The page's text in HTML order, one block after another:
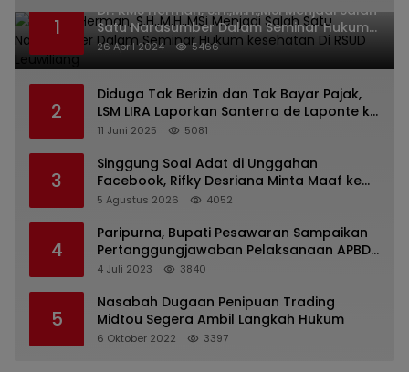
1
Dr. KMS Herman, S.H.,M.H.,MSi Menjadi Salah
Satu Narasumber Dalam Seminar Hukum
kesehatan Di RSUD Leuwiliang
26 April 2024 5466
2
Diduga Tak Berizin dan Tak Bayar Pajak,
LSM LIRA Laporkan Santerra de Laponte ke
Kejaksaan Kota Batu
11 Juni 2025 5081
3
Singgung Soal Adat di Unggahan
Facebook, Rifky Desriana Minta Maaf ke
PDA dan Bupati Kubar
5 Agustus 2026 4052
4
Paripurna, Bupati Pesawaran Sampaikan
Pertanggungjawaban Pelaksanaan APBD
2022
4 Juli 2023 3840
5
Nasabah Dugaan Penipuan Trading
Midtou Segera Ambil Langkah Hukum
6 Oktober 2022 3397